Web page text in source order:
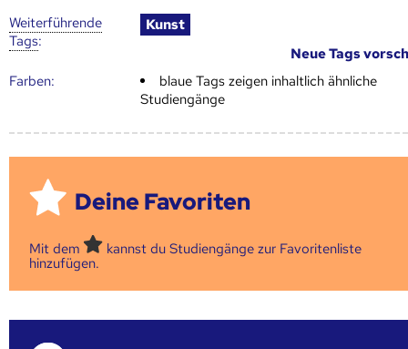
Weiter­führende
Tags:
Kunst
Neue Tags
Farben:
blaue Tags zeigen inhaltlich ähnliche
Studiengänge
Deine Favoriten
Mit dem
kannst du Studiengänge zur Favoritenliste
hinzufügen.